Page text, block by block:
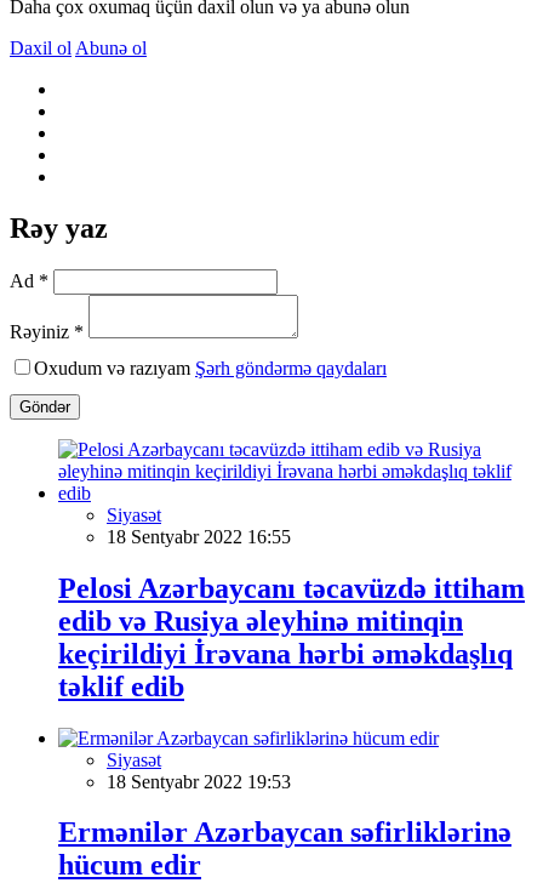
Daha çox oxumaq üçün daxil olun və ya abunə olun
Daxil ol Abunə ol
Rəy yaz
Ad *
Rəyiniz *
Oxudum və razıyam Şərh göndərmə qaydaları
Göndər
Siyasət
18 Sentyabr 2022 16:55
Pelosi Azərbaycanı təcavüzdə ittiham
edib və Rusiya əleyhinə mitinqin
keçirildiyi İrəvana hərbi əməkdaşlıq
təklif edib
Siyasət
18 Sentyabr 2022 19:53
Ermənilər Azərbaycan səfirliklərinə
hücum edir